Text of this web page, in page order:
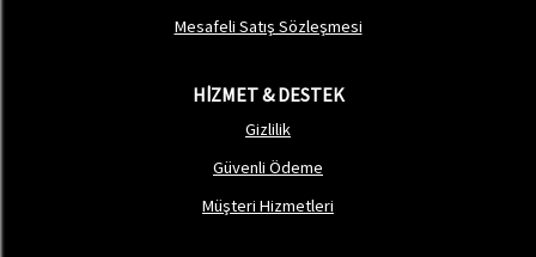
Mesafeli Satış Sözleşmesi
HİZMET & DESTEK
Gizlilik
Güvenli Ödeme
Müşteri Hizmetleri